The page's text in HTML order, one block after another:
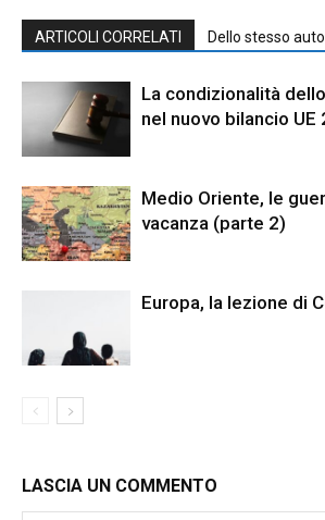
ARTICOLI CORRELATI Dello stesso
La condizionalità
nel nuovo bilancio
Medio Oriente, le
vacanza (parte 2)
Europa, la lezione di
LASCIA UN COMMENTO